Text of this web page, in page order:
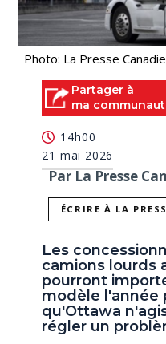
Photo: La Presse
Partager à
ma
14h00
21 mai 2026
Par La Presse
ÉCRIRE À LA
Les
camions lourds
pourront
modèle l'année
qu'Ottawa
régler un